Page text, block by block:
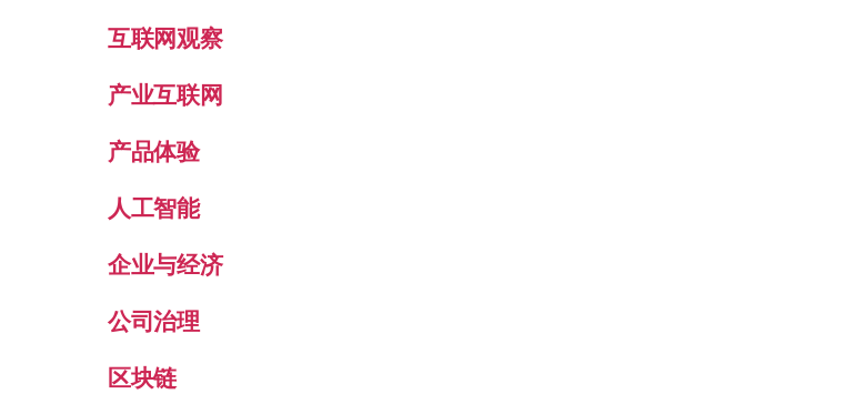
互联网观察
产业互联网
产品体验
人工智能
企业与经济
公司治理
区块链